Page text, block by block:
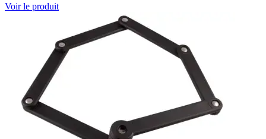
Voir le produit